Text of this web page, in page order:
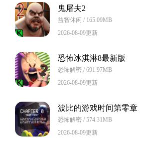
鬼屠夫2
益智休闲 / 165.09MB
2026-08-09更新
恐怖冰淇淋8最新版
恐怖解密 / 691.97MB
2026-08-09更新
波比的游戏时间第零章
恐怖解密 / 574.31MB
2026-08-09更新